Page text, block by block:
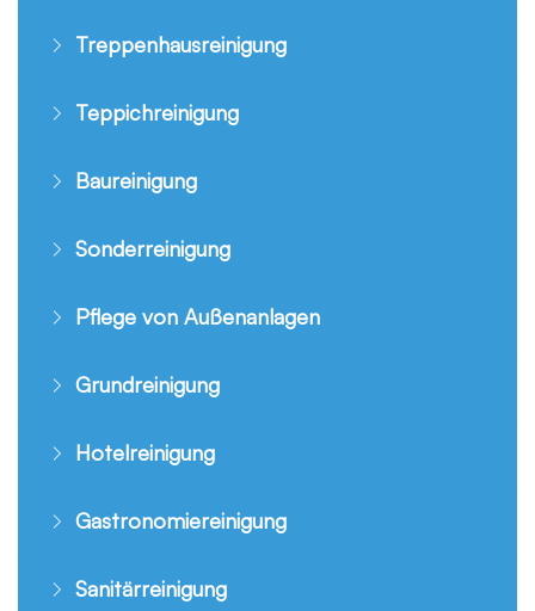
Treppenhausreinigung
Teppichreinigung
Baureinigung
Sonderreinigung
Pflege von Außenanlagen
Grundreinigung
Hotelreinigung
Gastronomiereinigung
Sanitärreinigung